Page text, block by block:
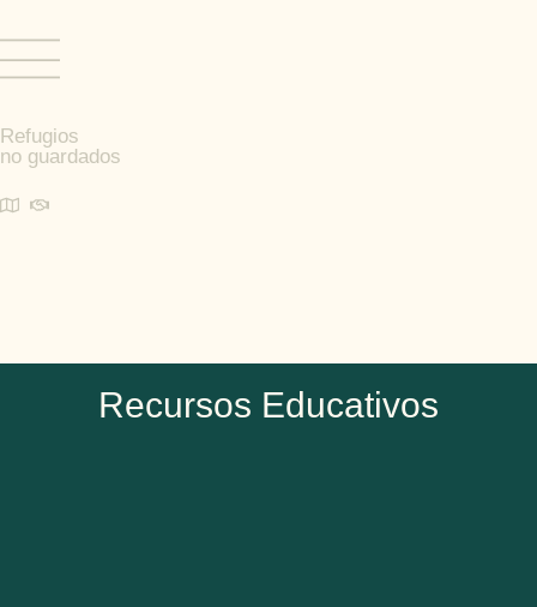
Refugios
no guardados
Recursos Educativos